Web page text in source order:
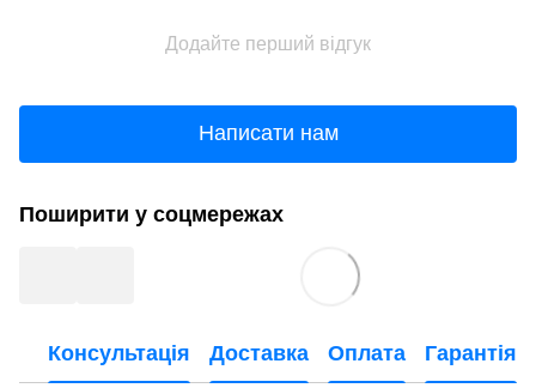
Додайте перший відгук
Написати нам
Поширити у соцмережах
Консультація Доставка Оплата Гарантія